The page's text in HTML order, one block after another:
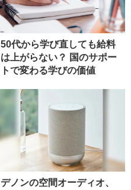
50代から学び直しても給料
は上がらない？ 国のサポー
トで変わる学びの価値
デノンの空間オーディオ、